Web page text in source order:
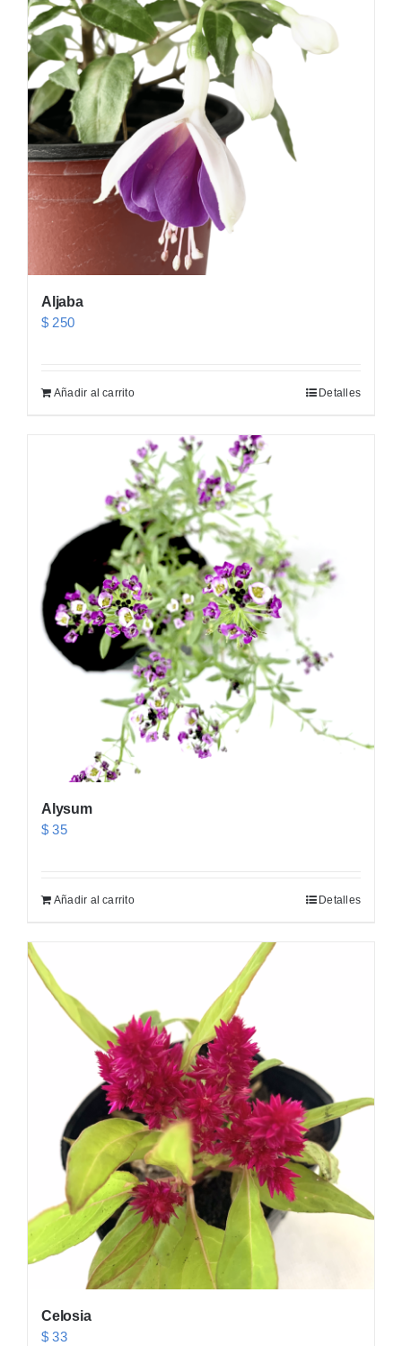
Aljaba
$ 250
Añadir al carrito Detalles
Alysum
$ 35
Añadir al carrito Detalles
Celosia
$ 33